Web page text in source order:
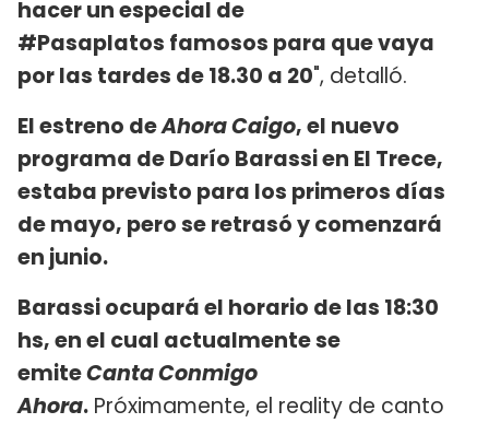
hacer un especial de
#Pasaplatos famosos para que vaya
por las tardes de 18.30 a 20", detalló.
El estreno deAhora Caigo, el nuevo
programa de Darío Barassi en El Trece,
estaba previsto para los primeros días
de mayo, pero se retrasó y comenzará
en junio.
Barassi ocupará el horario de las 18:30
hs, en el cual actualmente se
emiteCanta Conmigo
Ahora. Próximamente, el reality de canto